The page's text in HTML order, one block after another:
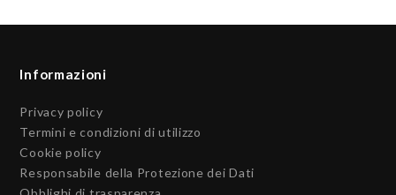
Informazioni
Privacy policy
Termini e condizioni di utilizzo
Cookie policy
Responsabile della Protezione dei Dati